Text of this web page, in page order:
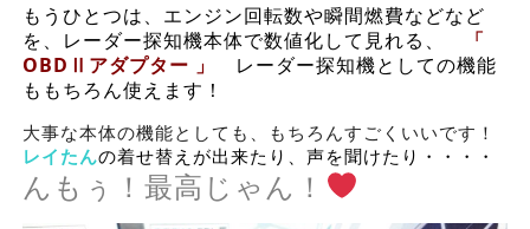
もうひとつは、エンジン回転数や瞬間燃費などなど
を、レーダー探知機本体で数値化して見れる、
「
OBDⅡアダプター 」
レーダー探知機としての機能
ももちろん使えます！
大事な本体の機能としても、もちろんすごくいいです！
レイたんの着せ替えが出来たり、声を聞けたり・・・・
んもぅ！最高じゃん！